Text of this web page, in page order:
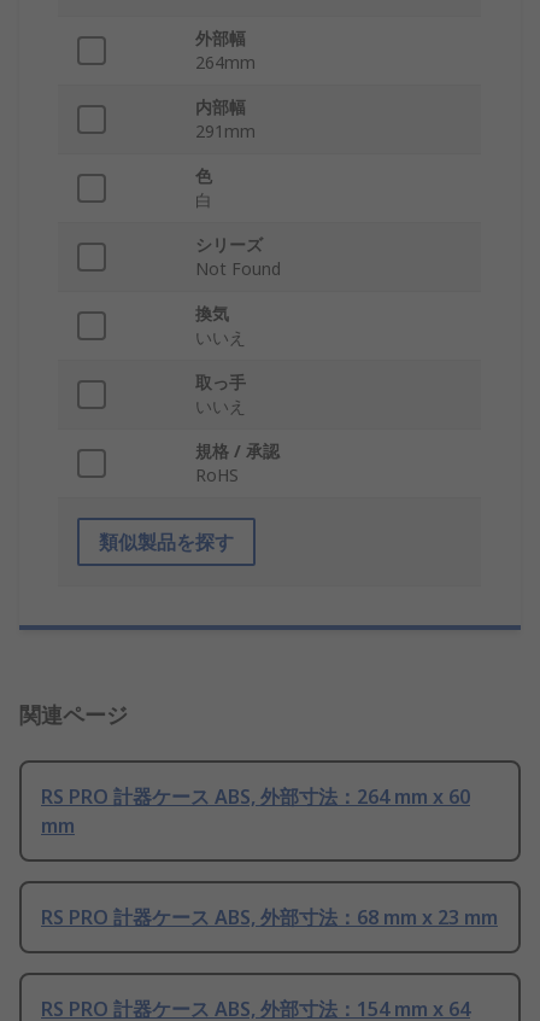
外部幅
264mm
内部幅
291mm
色
白
シリーズ
Not Found
換気
いいえ
取っ手
いいえ
規格 / 承認
RoHS
類似製品を探す
関連ページ
RS PRO 計器ケース ABS, 外部寸法：264 mm x 60
mm
RS PRO 計器ケース ABS, 外部寸法：68 mm x 23 mm
RS PRO 計器ケース ABS, 外部寸法：154 mm x 64